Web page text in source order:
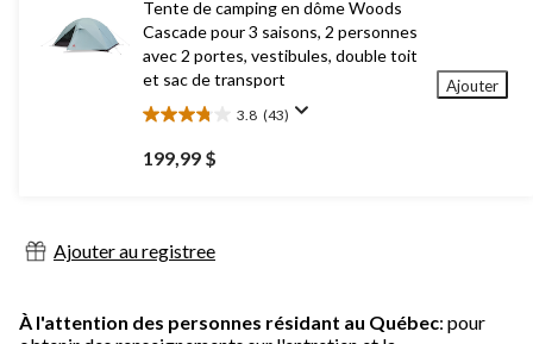
Tente de camping en dôme Woods
Cascade pour 3 saisons, 2 personnes
avec 2 portes, vestibules, double toit
et sac de transport
3.8 (43)
3.8
étoile(s)
sur
199,99 $
Ajouter
Ajouter au registree
À l'attention des personnes résidant au Québec: pour